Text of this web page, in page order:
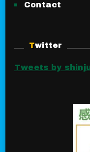
Contact
Twitter
Tweets by